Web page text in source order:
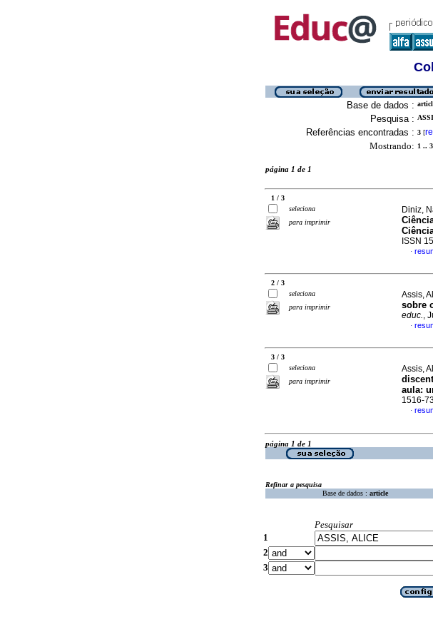
Base de dados :
Pesquisa :
Referências encontradas : 3 [
Mostrando: 1 .. 3
página 1 de 1
1 / 3
seleciona
para imprimir
Diniz,
ISSN
·
2 / 3
seleciona
para imprimir
Assis,
sobre
educ.,
·
3 / 3
seleciona
para imprimir
Assis,
aula:
1516-
·
página 1 de 1
Refinar a pesquisa
Base de dados : article
Pesquisar
1
2
3